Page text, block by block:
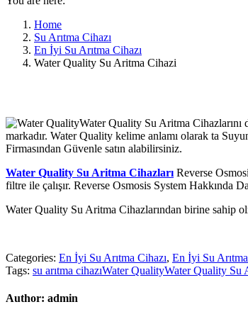
Home
Su Arıtma Cihazı
En İyi Su Arıtma Cihazı
Water Quality Su Aritma Cihazi
Water Quality Su Aritma Cihazlarını
markadır. Water Quality kelime anlamı olarak ta
Firmasından Güvenle satın alabilirsiniz.
Water Quality Su Aritma Cihazları Reverse
filtre ile çalışır. Reverse Osmosis System Hakkında
Water Quality Su Aritma Cihazlarından birine sahip
Categories: En İyi Su Arıtma Cihazı, En İyi Su
Tags: su arıtma cihazıWater QualityWater Quality Su
Author: admin